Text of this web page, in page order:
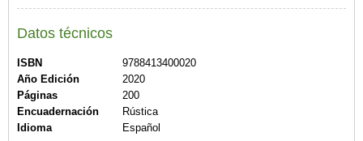
Datos técnicos
ISBN
9788413400020
Año Edición
2020
Páginas
200
Encuadernación
Rústica
Idioma
Español